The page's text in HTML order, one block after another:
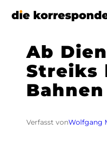
Zum
Ab
Streiks
Bahnen
Verfasst vonWolfgang